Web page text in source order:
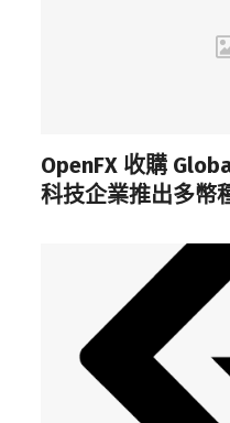
OpenFX 收購
科技企業推出多幣